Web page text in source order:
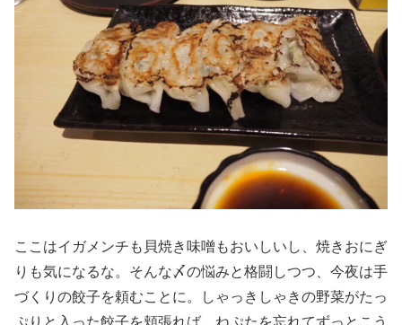
ここはイガメンチも貝焼き味噌もおいしいし、焼きおにぎ
りも気になるな。そんな〆の悩みと格闘しつつ、今夜は手
づくりの餃子を頼むことに。しゃっきしゃきの野菜がたっ
ぷりと入った餃子を頬張れば、ねぷたを忘れてずっとこう